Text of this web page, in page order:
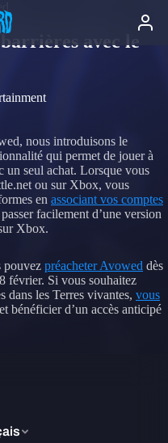
avec le
nous introduisons le
qui permet de jouer à
un seul achat. Lorsque vous
ou sur Xbox, vous
en associant vos comptes
facilement d’une version
Xbox.
pouvez préacheter Avowed dès
février. Si vous souhaitez
dans les Terres vivantes, vous
et bénéficier d’un accès anticipé